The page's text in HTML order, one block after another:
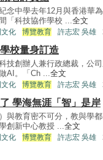
念中學去年12月與香港華
「科技協作學校 ...全文
化 博覽教育 許志宏 吳雄
校量身訂造
技創辦人兼行政總裁，公
AI。「Ch ...全文
化 博覽教育 許志宏 吳雄
學海無涯「智」是岸
與教育密不可分，教與學
創新中心教授 ...全文
化 博覽教育 許志宏 吳雄